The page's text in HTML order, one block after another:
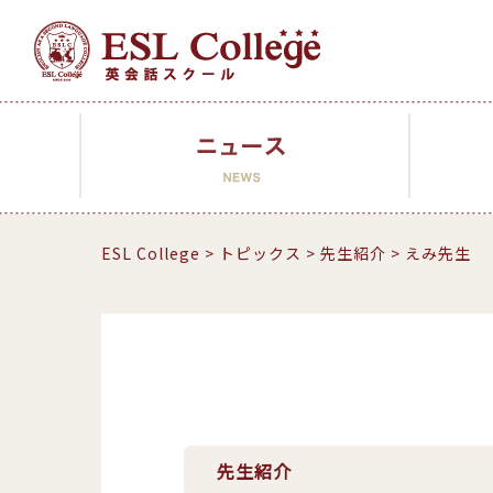
ESL College > トピックス > 先生紹介 > えみ先生
先生紹介